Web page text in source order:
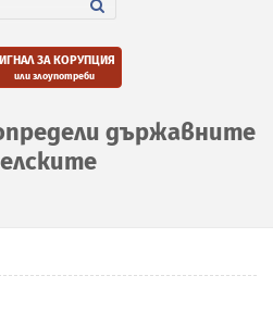
ЗА КОРУПЦИЯ
или злоупотреби
държавните